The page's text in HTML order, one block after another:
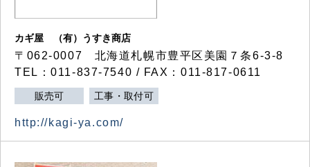
カギ屋 （有）うすき商店
〒062-0007 北海道札幌市豊平区美園７条6-3-8
TEL：011-837-7540 / FAX：011-817-0611
販売可 工事・取付可
http://kagi-ya.com/